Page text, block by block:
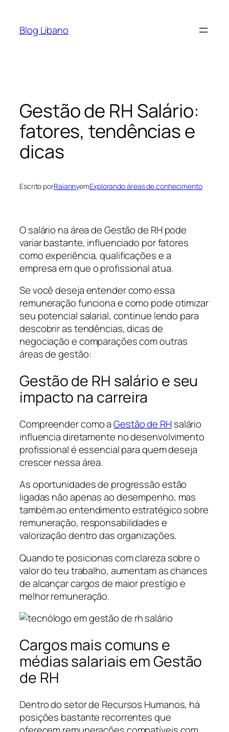
Blog Libano
Gestão de RH Salário:
fatores, tendências e
dicas
Escrito porRaiannyemExplorando áreas de conhecimento
O salário na área de Gestão de RH pode
variar bastante, influenciado por fatores
como experiência, qualificações e a
empresa em que o profissional atua.
Se você deseja entender como essa
remuneração funciona e como pode otimizar
seu potencial salarial, continue lendo para
descobrir as tendências, dicas de
negociação e comparações com outras
áreas de gestão:
Gestão de RH salário e seu
impacto na carreira
Compreender como aGestão de RHsalário
influencia diretamente no desenvolvimento
profissional é essencial para quem deseja
crescer nessa área.
As oportunidades de progressão estão
ligadas não apenas ao desempenho, mas
também ao entendimento estratégico sobre
remuneração, responsabilidades e
valorização dentro das organizações.
Quando te posicionas com clareza sobre o
valor do teu trabalho, aumentam as chances
de alcançar cargos de maior prestígio e
melhor remuneração.
Cargos mais comuns e
médias salariais em Gestão
de RH
Dentro do setor de Recursos Humanos, há
posições bastante recorrentes que